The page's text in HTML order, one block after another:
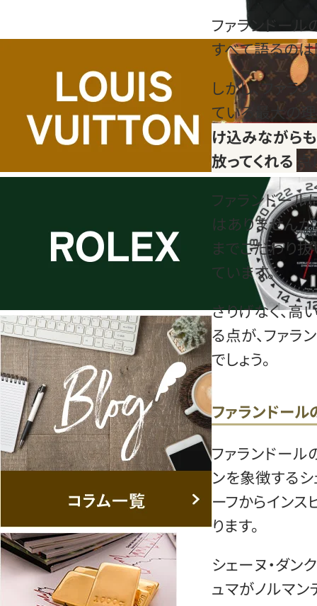
ファランドー
すべて語るのは
しかし、ファラ
ている最大の理
け込みながら
放ってくれる点
ファランドー
はありません
までこだわり
ています。
さりげなく、高
る点が、ファラ
でしょう。
ファランドー
ファランドール
ンを象徴するシ
ーフからインス
ります。
シェーヌ・ダン
ュマがノルマ